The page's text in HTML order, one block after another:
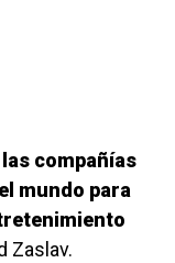
compañías
mundo para
Zaslav.